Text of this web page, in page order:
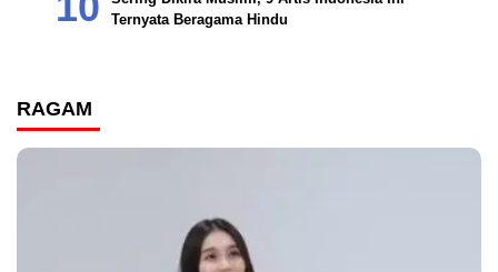
Ternyata Beragama Hindu
RAGAM